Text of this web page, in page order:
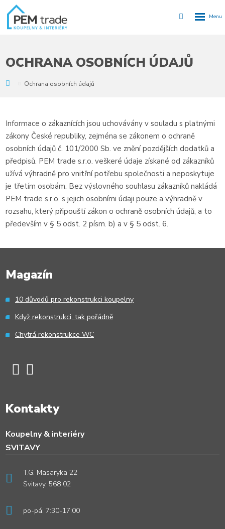
Vyhledávání
OCHRANA OSOBNÍCH ÚDAJŮ
Ochrana osobních údajů
Informace o zákaznících jsou uchovávány v souladu s platnými
zákony České republiky, zejména se zákonem o ochraně
osobních údajů č. 101/2000 Sb. ve znění pozdějších dodatků a
předpisů. PEM trade s.r.o. veškeré údaje získané od zákazníků
užívá výhradně pro vnitřní potřebu společnosti a neposkytuje
je třetím osobám. Bez výslovného souhlasu zákazníků nakládá
PEM trade s.r.o. s jejich osobními údaji pouze a výhradně v
rozsahu, který připouští zákon o ochraně osobních údajů, a to
především v § 5 odst. 2 písm. b) a v § 5 odst. 6.
Magazín
10 důvodů pro rekonstrukci koupelny
Když rekonstrukci, tak pořádně
Chytrá rekonstrukce WC
Kontakty
Koupelny & interiéry
SVITAVY
T.G. Masaryka 22
Svitavy, 568 02
po-pá: 7:30-17:00